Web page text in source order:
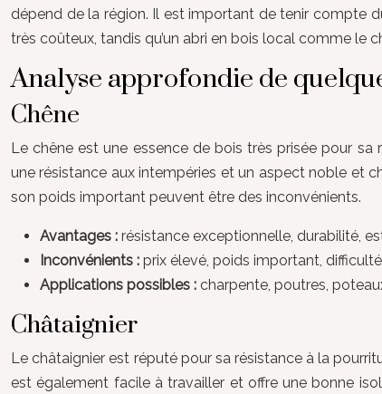
dépend de la région. Il est important de tenir compte
très coûteux, tandis qu’un abri en bois local comme le
Analyse approfondie de
Chêne
Le chêne est une essence de bois très prisée pour
une résistance aux intempéries et un aspect noble et
son poids important peuvent être des inconvénients.
Avantages : résistance exceptionnelle, durabilité,
Inconvénients : prix élevé, poids important,
Applications possibles : charpente, poutres,
Châtaignier
Le châtaignier est réputé pour sa résistance à la
est également facile à travailler et offre une bonne